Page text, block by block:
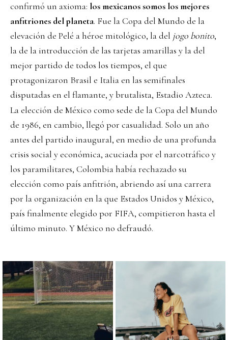
confirmó un axioma: los mexicanos somos los mejores
anfitriones del planeta. Fue la Copa del Mundo de la
elevación de Pelé a héroe mitológico, la del jogo bonito,
la de la introducción de las tarjetas amarillas y la del
mejor partido de todos los tiempos, el que
protagonizaron Brasil e Italia en las semifinales
disputadas en el flamante, y brutalista, Estadio Azteca.
La elección de México como sede de la Copa del Mundo
de 1986, en cambio, llegó por casualidad. Solo un año
antes del partido inaugural, en medio de una profunda
crisis social y económica, acuciada por el narcotráfico y
los paramilitares, Colombia había rechazado su
elección como país anfitrión, abriendo así una carrera
por la organización en la que Estados Unidos y México,
país finalmente elegido por FIFA, compitieron hasta el
último minuto. Y México no defraudó.